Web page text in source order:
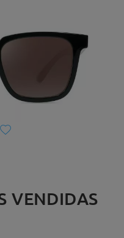
VENDIDAS